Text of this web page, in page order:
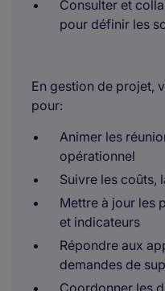
Consulter et
pour définir les
En gestion de projet,
pour:
Animer les
opérationnel
Suivre les coûts,
Mettre à jour les
et indicateurs
Répondre aux
demandes de
Coordonner les